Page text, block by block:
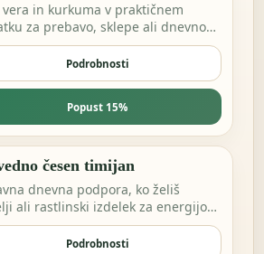
vera in kurkuma v praktičnem
za prebavo, sklepe ali dnevno
Podrobnosti
Popust 15%
česen timijan
dnevna podpora, ko želiš
ali rastlinski izdelek za energijo
Podrobnosti